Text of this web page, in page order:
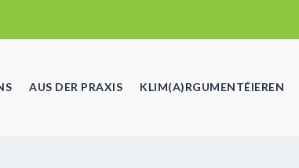
AUS DER PRAXIS KLIM(A)RGUMENTÉIEREN